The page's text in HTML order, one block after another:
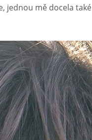
jednou mě docela také